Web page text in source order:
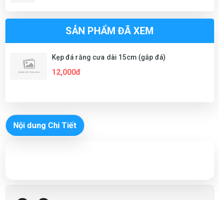
SẢN PHẨM ĐÃ XEM
Kẹp đá răng cưa dài 15cm (gắp đá)
12,000đ
Nội dung Chi Tiết